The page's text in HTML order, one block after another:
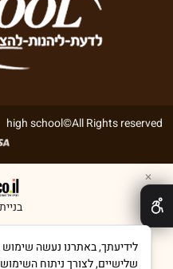
✕
שלישיים, לצורך ניתוח